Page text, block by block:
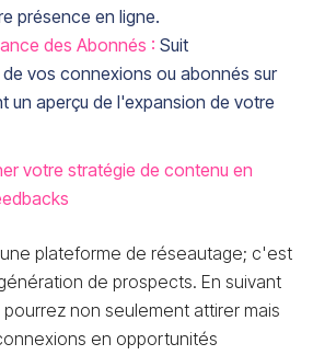
présence en ligne.
des Abonnés : Suit
vos connexions ou abonnés sur
un aperçu de l'expansion de votre
votre stratégie de contenu en
plateforme de réseautage; c'est
de prospects. En suivant
non seulement attirer mais
en opportunités